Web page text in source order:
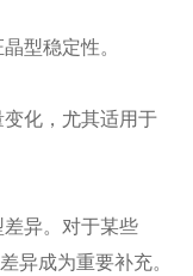
型稳定性。
化，尤其适用于
异。对于某些
异成为重要补充。